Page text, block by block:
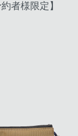
者様限定】